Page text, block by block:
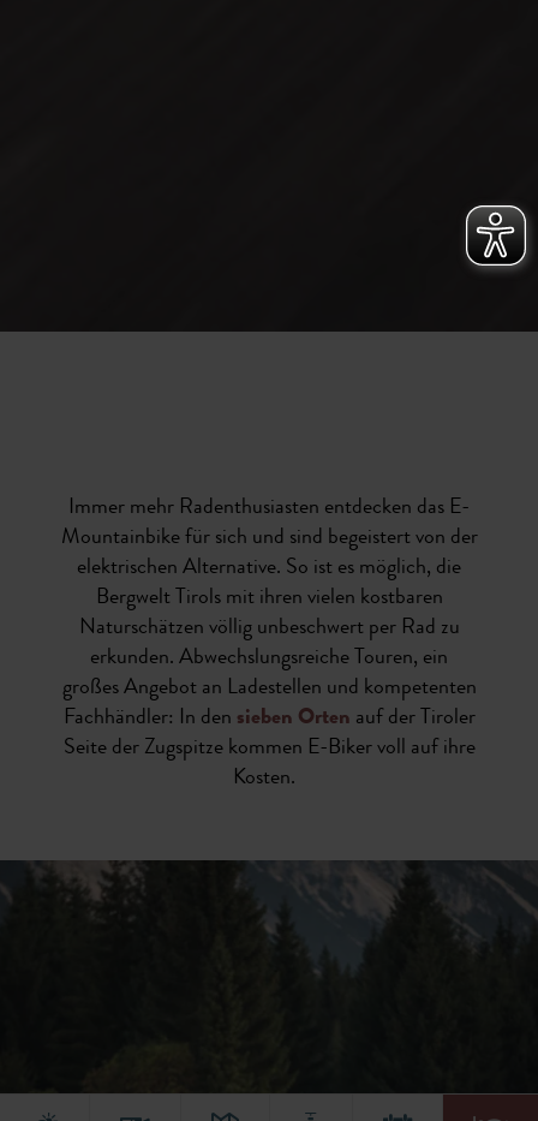
Immer mehr Radenthusiasten entdecken das E-
Mountainbike für sich und sind begeistert von der
elektrischen Alternative. So ist es möglich, die
Bergwelt Tirols mit ihren vielen kostbaren
Naturschätzen völlig unbeschwert per Rad zu
erkunden. Abwechslungsreiche Touren, ein
großes Angebot an Ladestellen und kompetenten
Fachhändler: In den sieben Orten auf der Tiroler
Seite der Zugspitze kommen E-Biker voll auf ihre
Kosten.